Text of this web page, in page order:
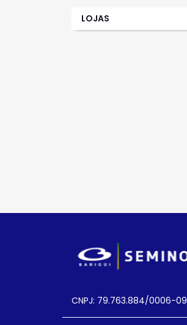
LOJAS
CNPJ: 79.763.884/0006-09